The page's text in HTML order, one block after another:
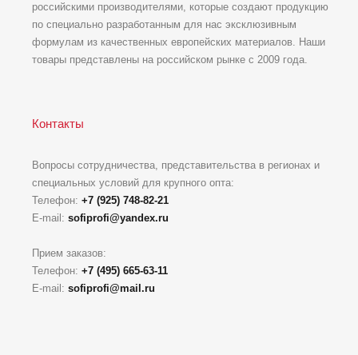
российскими производителями, которые создают продукцию
по специально разработанным для нас эксклюзивным
формулам из качественных европейских материалов. Наши
товары представлены на российском рынке с 2009 года.
Контакты
Вопросы сотрудничества, представительства в регионах и
специальных условий для крупного опта:
Телефон: +7 (925) 748-82-21
E-mail: sofiprofi@yandex.ru
Прием заказов:
Телефон: +7 (495) 665-63-11
E-mail: sofiprofi@mail.ru